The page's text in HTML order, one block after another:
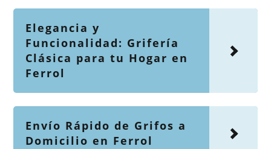
Elegancia y
Funcionalidad: Grifería
Clásica para tu Hogar en
Ferrol
Envío Rápido de Grifos a
Domicilio en Ferrol